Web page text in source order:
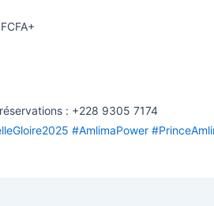
: +228 9305 7174
#AmlimaPower